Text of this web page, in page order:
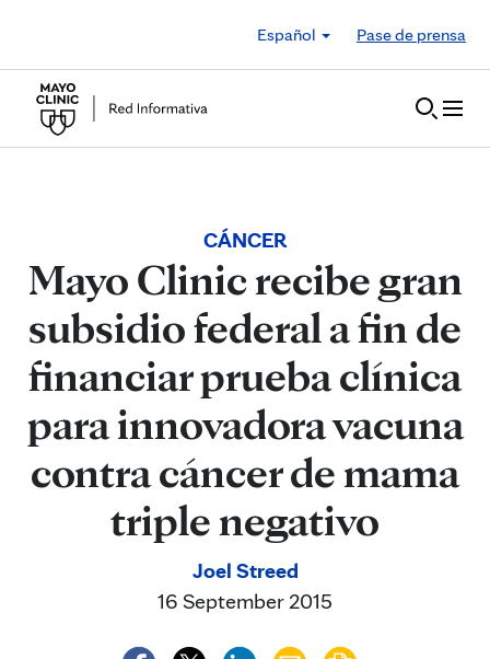
Español
Pase de prensa
CÁNCER
Mayo Clinic recibe gran
subsidio federal a fin de
financiar prueba clínica
para innovadora vacuna
contra cáncer de mama
triple negativo
Joel Streed
16 September 2015